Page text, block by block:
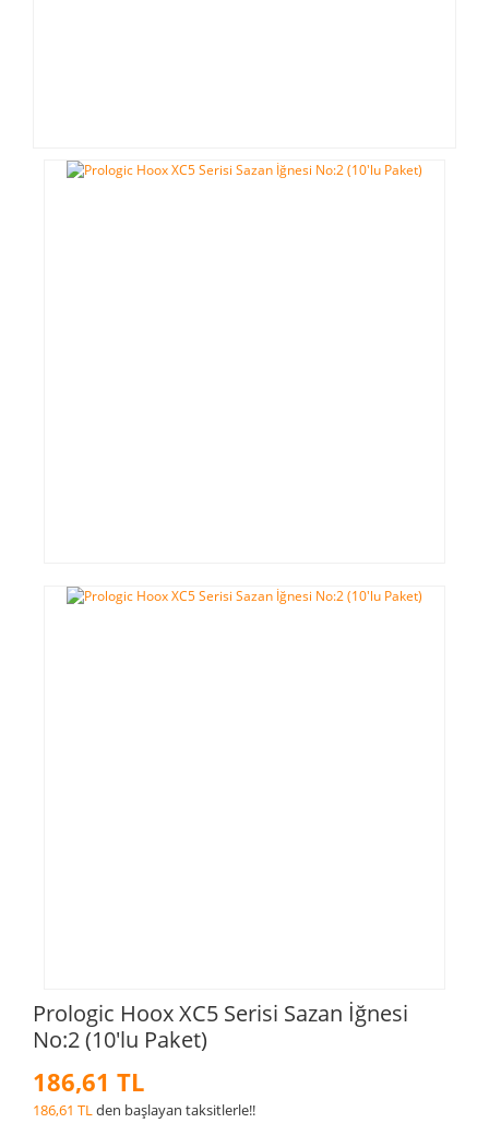
Prologic Hoox XC5 Serisi Sazan İğnesi
No:2 (10'lu Paket)
186,61 TL
186,61 TLden başlayan taksitlerle!!